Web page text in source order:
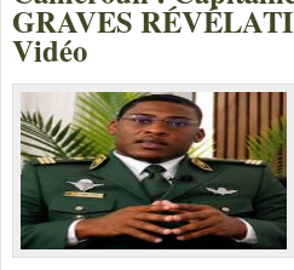
GRAVES
Vidéo